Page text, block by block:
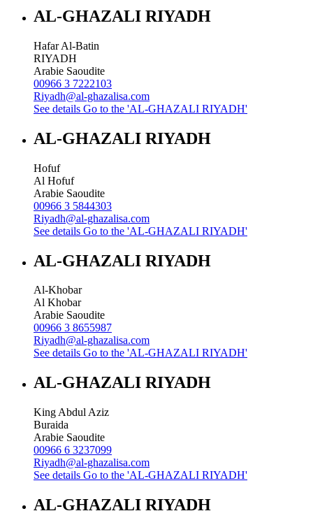
AL-GHAZALI RIYADH
Hafar Al-Batin
RIYADH
Arabie Saoudite
00966 3 7222103
Riyadh@al-ghazalisa.com
See details Go to the 'AL-GHAZALI RIYADH'
AL-GHAZALI RIYADH
Hofuf
Al Hofuf
Arabie Saoudite
00966 3 5844303
Riyadh@al-ghazalisa.com
See details Go to the 'AL-GHAZALI RIYADH'
AL-GHAZALI RIYADH
Al-Khobar
Al Khobar
Arabie Saoudite
00966 3 8655987
Riyadh@al-ghazalisa.com
See details Go to the 'AL-GHAZALI RIYADH'
AL-GHAZALI RIYADH
King Abdul Aziz
Buraida
Arabie Saoudite
00966 6 3237099
Riyadh@al-ghazalisa.com
See details Go to the 'AL-GHAZALI RIYADH'
AL-GHAZALI RIYADH